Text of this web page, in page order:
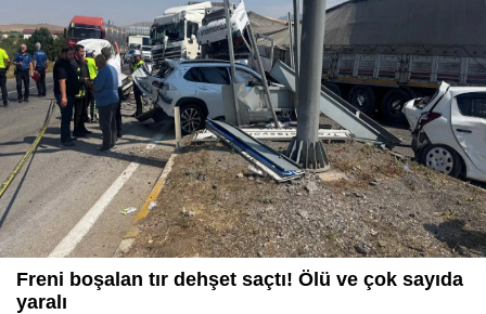
Freni boşalan tır dehşet saçtı! Ölü ve çok sayıda
yaralı